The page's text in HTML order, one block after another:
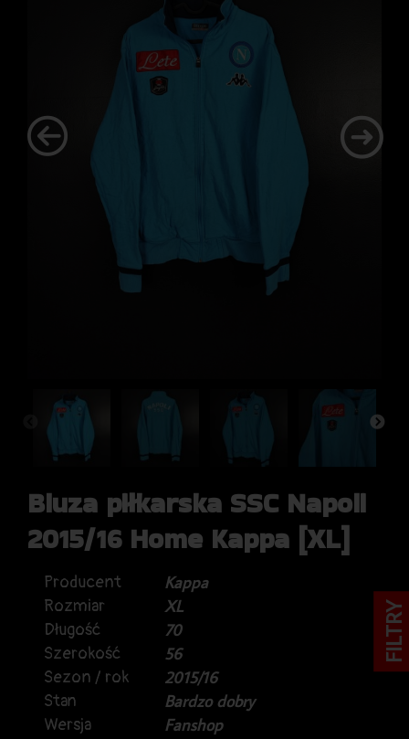
Bluza piłkarska SSC Napoli
2015/16 Home Kappa [XL]
Producent
Kappa
Rozmiar
XL
Długość
70
Szerokość
56
Sezon / rok
2015/16
Stan
Bardzo dobry
Wersja
Fanshop
FILTRY